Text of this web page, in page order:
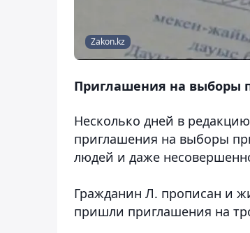
Zakon.kz
Приглашения на выборы
Несколько дней в
приглашения на выборы
людей и даже
Гражданин Л. прописан и
пришли приглашения на